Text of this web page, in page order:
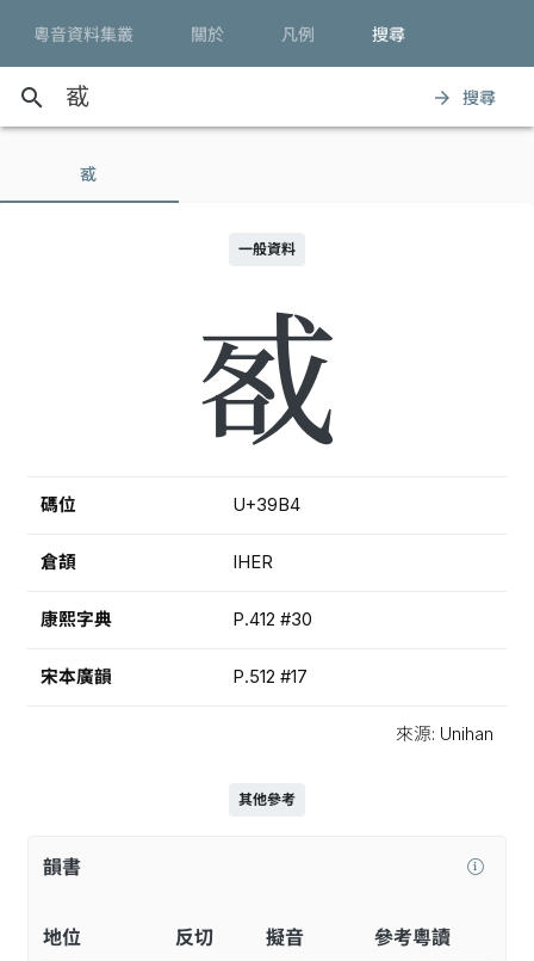
粵音資料集叢 關於 凡例 搜尋
search arrow_forward 搜尋
㦴
一般資料
㦴
碼位 U+39B4
倉頡 IHER
康熙字典 P.412 #30
宋本廣韻 P.512 #17
來源: Unihan
其他參考
韻書
地位 反切 擬音 參考粵讀